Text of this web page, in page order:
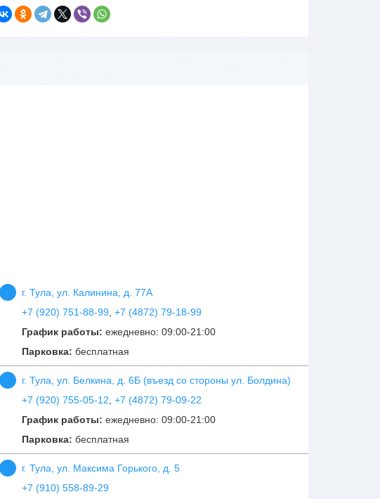
г. Тула, ул. Калинина, д. 77А
+7 (920) 751-88-99 +7 (4872) 79-18-99
График работы: ежедневно: 09:00-21:00
Парковка: бесплатная
г. Тула, ул. Белкина, д. 6Б (въезд со стороны ул. Болдина)
+7 (920) 755-05-12 +7 (4872) 79-09-22
График работы: ежедневно: 09:00-21:00
Парковка: бесплатная
г. Тула, ул. Максима Горького, д. 5
+7 (910) 558-89-29